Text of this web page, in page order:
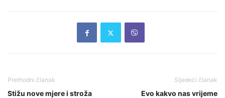
Prethodni članak
Stižu nove mjere i stroža
Sljedeći članak
Evo kakvo nas vrijeme